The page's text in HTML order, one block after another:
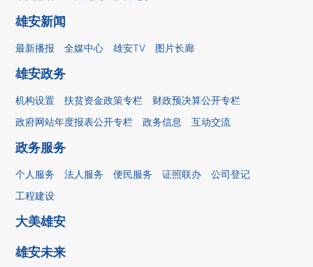
雄安新闻
最新播报 全媒中心 雄安TV 图片长廊
雄安政务
机构设置 扶贫资金政策专栏
财政预决算公开专栏
政府网站年度报表公开专栏
政务信息 互动交流
政务服务
个人服务 法人服务 便民服务 证照联办
公司登记
工程建设
大美雄安
雄安未来